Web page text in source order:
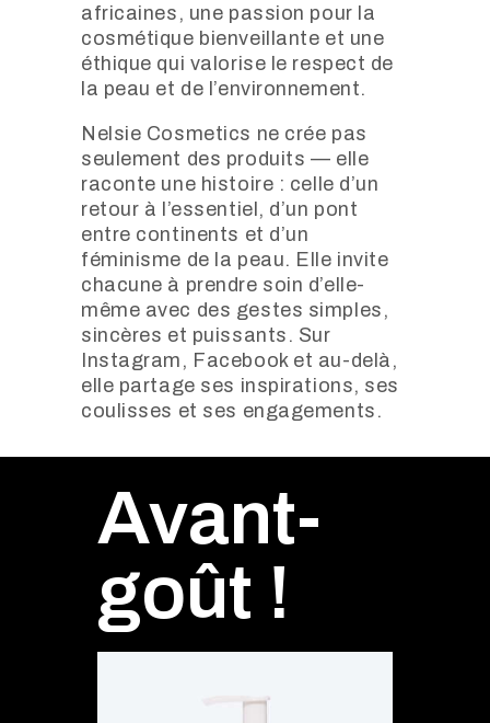
africaines, une passion pour la
cosmétique bienveillante et une
éthique qui valorise le respect de
la peau et de l’environnement.
Nelsie Cosmetics ne crée pas
seulement des produits — elle
raconte une histoire : celle d’un
retour à l’essentiel, d’un pont
entre continents et d’un
féminisme de la peau. Elle invite
chacune à prendre soin d’elle-
même avec des gestes simples,
sincères et puissants. Sur
Instagram, Facebook et au-delà,
elle partage ses inspirations, ses
coulisses et ses engagements.
Avant-
goût !